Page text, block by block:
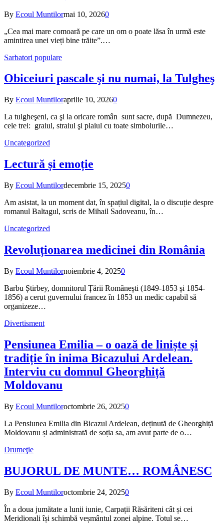
By Ecoul Muntilormai 10, 20260
„Cea mai mare comoară pe care un om o poate lăsa în urmă este
amintirea unei vieți bine trăite”.…
Sarbatori populare
Obiceiuri pascale şi nu numai, la Tulgheş
By Ecoul Muntiloraprilie 10, 20260
La tulgheşeni, ca şi la oricare român sunt sacre, după Dumnezeu,
cele trei: graiul, straiul şi plaiul cu toate simbolurile…
Uncategorized
Lectură și emoție
By Ecoul Muntilordecembrie 15, 20250
Am asistat, la un moment dat, în spațiul digital, la o discuție despre
romanul Baltagul, scris de Mihail Sadoveanu, în…
Uncategorized
Revoluționarea medicinei din România
By Ecoul Muntilornoiembrie 4, 20250
Barbu Știrbey, domnitorul Țării Românești (1849-1853 și 1854-
1856) a cerut guvernului francez în 1853 un medic capabil să
organizeze…
Divertisment
Pensiunea Emilia – o oază de liniște și
tradiție în inima Bicazului Ardelean.
Interviu cu domnul Gheorghiță
Moldovanu
By Ecoul Muntiloroctombrie 26, 20250
La Pensiunea Emilia din Bicazul Ardelean, deținută de Gheorghiță
Moldovanu și administrată de soția sa, am avut parte de o…
Drumeţie
BUJORUL DE MUNTE… ROMÂNESC
By Ecoul Muntiloroctombrie 24, 20250
În a doua jumătate a lunii iunie, Carpații Răsăriteni cât și cei
Meridionali își schimbă veșmântul zonei alpine. Totul se…